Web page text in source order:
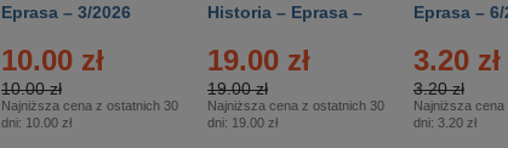
Eprasa – 3/2026
10.00 zł
10.00 zł
Najniższa cena z ostatnich 30
dni: 10.00 zł
Historia – Eprasa –
19.00 zł
19.00 zł
Najniższa cena z ostatnich 30
dni: 19.00 zł
Eprasa – 6/
3.20 zł
3.20 zł
Najniższa
dni: 3.20 zł